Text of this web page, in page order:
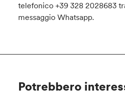
telefonico +39 328 2028683
messaggio Whatsapp.
Potrebbero